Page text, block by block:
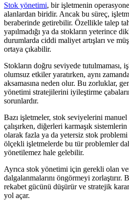
Stok yönetimi, bir işletmenin
alanlardan biridir. Ancak bu süreç,
beraberinde getirebilir. Özellikle talep
yapılmadığı ya da stokların yeterince
durumlarda ciddi maliyet artışları ve
ortaya çıkabilir.
Stokların doğru seviyede tutulmaması,
olumsuz etkiler yaratırken, aynı
aksamasına neden olur. Bu zorluklar,
yönetimi stratejilerini iyileştirme
sorunlardır.
Bazı işletmeler, stok seviyelerini
çalışırken, diğerleri karmaşık
olarak fazla ya da yetersiz stok
ölçekli işletmelerde bu tür problemler
yönetilemez hale gelebilir.
Ayrıca stok yönetimi için gerekli olan
dalgalanmalarını öngörmeyi zorlaştırır.
rekabet gücünü düşürür ve stratejik
yol açar.